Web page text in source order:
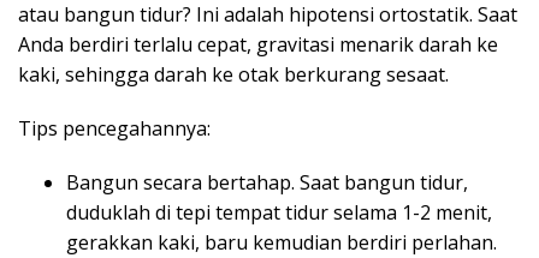
atau bangun tidur? Ini adalah hipotensi ortostatik. Saat
Anda berdiri terlalu cepat, gravitasi menarik darah ke
kaki, sehingga darah ke otak berkurang sesaat.
Tips pencegahannya:
Bangun secara bertahap. Saat bangun tidur,
duduklah di tepi tempat tidur selama 1-2 menit,
gerakkan kaki, baru kemudian berdiri perlahan.